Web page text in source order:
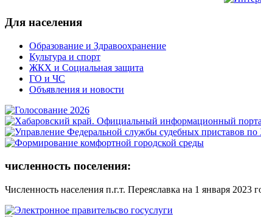
Для населения
Образование и Здравоохранение
Культура и спорт
ЖКХ и Социальная защита
ГО и ЧС
Объявления и новости
численность поселения:
Численность населения п.г.т. Переяславка на 1 января 2023